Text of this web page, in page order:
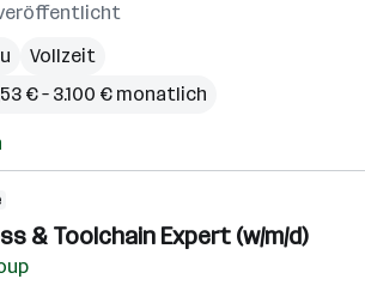
Vollzeit
€ – 3.100 € monatlich
& Toolchain Expert (w/m/d)